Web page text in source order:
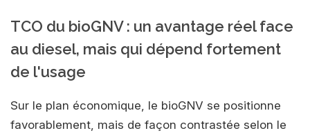
TCO du bioGNV : un avantage réel face
au diesel, mais qui dépend fortement
de l'usage
Sur le plan économique, le bioGNV se positionne
favorablement, mais de façon contrastée selon le